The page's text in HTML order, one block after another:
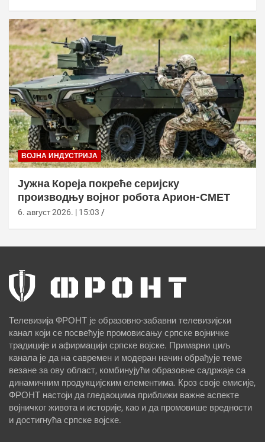
ВОЈНА ИНДУСТРИЈА
Јужна Кореја покреће серијску
производњу војног робота Арион-СМЕТ
6. август 2026. | 15:03
Телевизија ФРОНТ је образовно-забавни телевизијски
канал који се посвећује промовисању српске војничке
традиције и афирмацији српске војске. Примарни циљ
канала је да на савремен и модеран начин обрађује теме
везане за ову област, комбинујући образовне садржаје са
динамичним продукцијским елементима. Кроз своје емисије,
ФРОНТ настоји да гледаоцима приближи важне аспекте
војничког живота и историје, као и да промовише вредности
и достигнућа српске војске.